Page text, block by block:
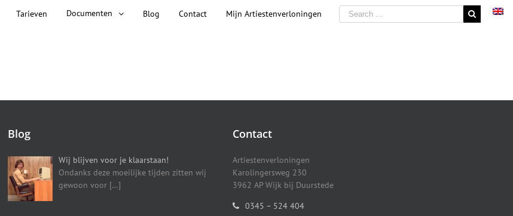
Tarieven Documenten Blog Contact Mijn Artiestenverloningen
Blog
Wij blijven voor je klaarstaan!
Ondanks deze moeilijke tijden zitten wij
gewoon voor […]
Contact
Artiestenverloningen
Karolingersweg 230
3962 AP Wijk bij Duurstede
0345 – 524 404